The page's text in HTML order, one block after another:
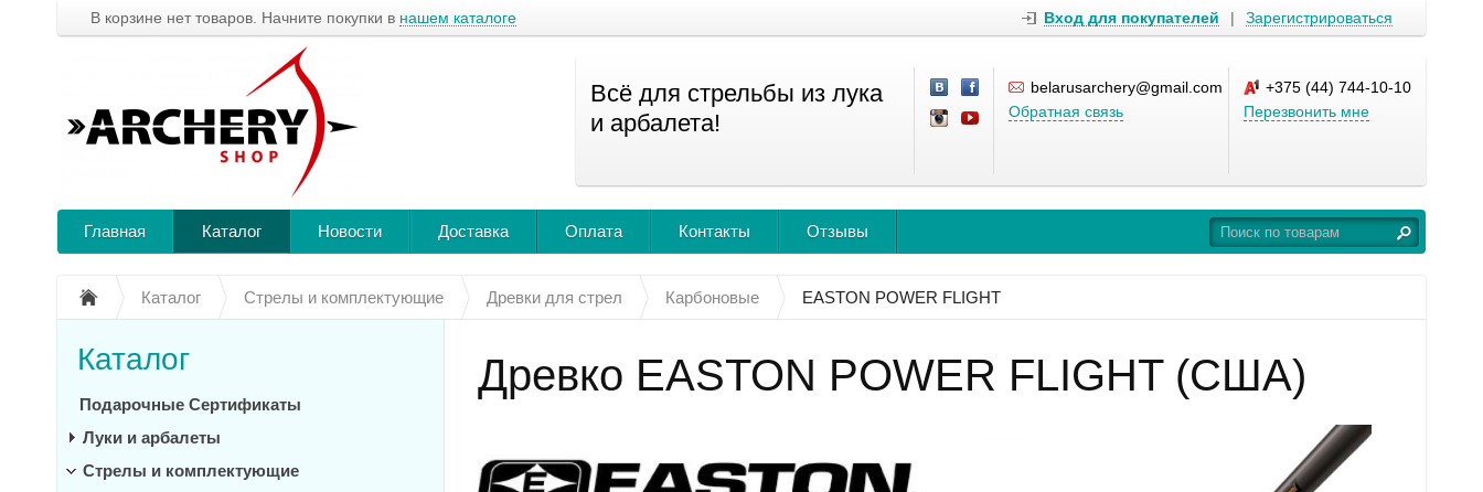
В корзине нет товаров. Начните покупки в нашем каталоге Вход для покупателей | Зарегистрироваться
Всё для стрельбы из лука
и арбалета!
belarusarchery@gmail.com
Обратная связь
+375 (44) 744-10-10
Перезвонить мне
Главная Каталог Новости Доставка Оплата Контакты Отзывы
Каталог Стрелы и комплектующие Древки для стрел Карбоновые EASTON POWER FLIGHT
Древко EASTON POWER FLIGHT (США)
Каталог
Подарочные Сертификаты
Луки и арбалеты
Стрелы и комплектующие